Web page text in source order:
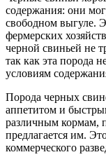
содержания: они
свободном выгуле.
фермерских
черной свиньей не
так как эта порода
условиям
Порода черных
аппетитом и
различным кормам,
предлагается им.
коммерческого